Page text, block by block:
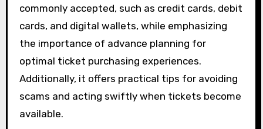
commonly accepted, such as credit cards, debit
cards, and digital wallets, while emphasizing
the importance of advance planning for
optimal ticket purchasing experiences.
Additionally, it offers practical tips for avoiding
scams and acting swiftly when tickets become
available.